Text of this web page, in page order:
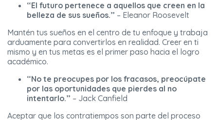
“El futuro pertenece a aquellos que creen en la
belleza de sus sueños.” – Eleanor Roosevelt
Mantén tus sueños en el centro de tu enfoque y trabaja
arduamente para convertirlos en realidad. Creer en ti
mismo y en tus metas es el primer paso hacia el logro
académico.
“No te preocupes por los fracasos, preocúpate
por las oportunidades que pierdes al no
intentarlo.” – Jack Canfield
Aceptar que los contratiempos son parte del proceso